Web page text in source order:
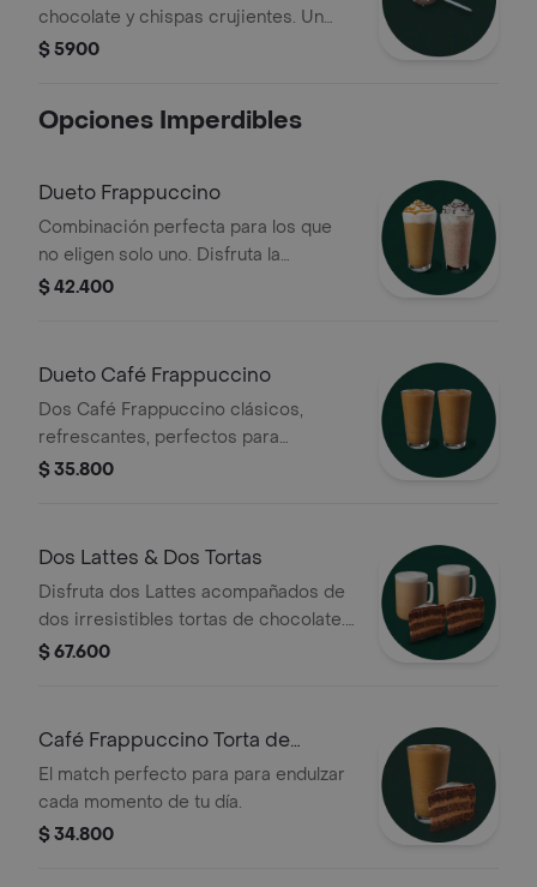
chocolate y chispas crujientes. Un
clásico irresistible en cada bocado.
$ 5900
Opciones Imperdibles
Dueto Frappuccino
Combinación perfecta para los que
no eligen solo uno. Disfruta la
suavidad del Arequipe Frappuccino,
irresistible Cookies & Cream, una
mezcla de chocolate blanco y trocitos
de galleta.
$ 42.400
Dueto Café Frappuccino
Dos Café Frappuccino clásicos,
refrescantes, perfectos para
compartir. Mezclados con hielo y
$ 35.800
Dos Lattes & Dos Tortas
Disfruta dos Lattes acompañados de
dos irresistibles tortas de chocolate.
El combo perfecto para compartir
$ 67.600
Café Frappuccino Torta de
chocolate
El match perfecto para para endulzar
cada momento de tu día.
$ 34.800